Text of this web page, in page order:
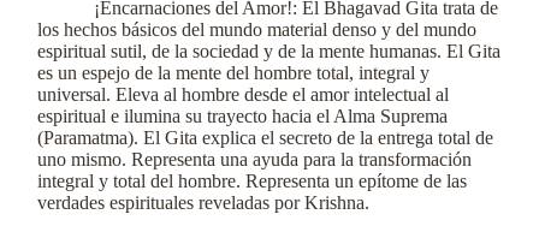
¡Encarnaciones del Amor!: El Bhagavad Gita trata de
los hechos básicos del mundo material denso y del mundo
espiritual sutil, de la sociedad y de la mente humanas. El Gita
es un espejo de la mente del hombre total, integral y
universal. Eleva al hombre desde el amor intelectual al
espiritual e ilumina su trayecto hacia el Alma Suprema
(Paramatma). El Gita explica el secreto de la entrega total de
uno mismo. Representa una ayuda para la transformación
integral y total del hombre. Representa un epítome de las
verdades espirituales reveladas por Krishna.